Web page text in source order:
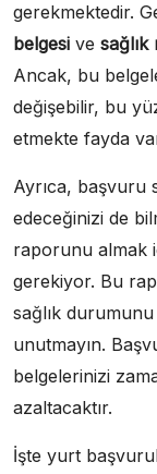
gerekmektedir.
belgesi ve
Ancak, bu
değişebilir, bu
etmekte fayda
Ayrıca, başvuru
edeceğinizi de
raporunu almak
gerekiyor. Bu
sağlık durumunu
unutmayın.
belgelerinizi
azaltacaktır.
İşte yurt